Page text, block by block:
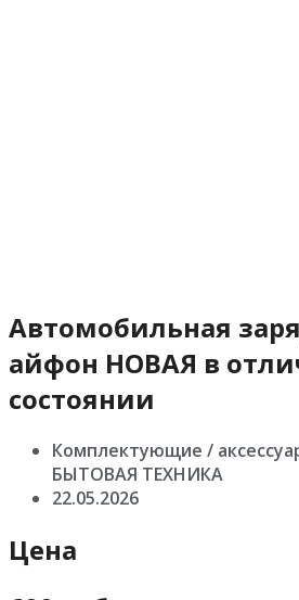
Автомобильная
айфон НОВАЯ в
состоянии
Комплектующие /
БЫТОВАЯ ТЕХНИКА
22.05.2026
Цена